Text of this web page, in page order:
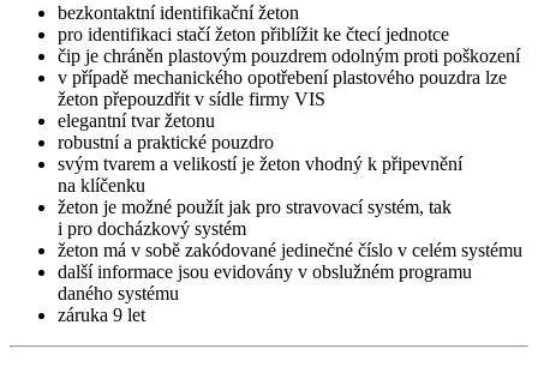
bezkontaktní identifikační žeton
pro identifikaci stačí žeton přiblížit ke čtecí jednotce
čip je chráněn plastovým pouzdrem odolným proti poškození
v případě mechanického opotřebení plastového pouzdra lze
žeton přepouzdřit v sídle firmy VIS
elegantní tvar žetonu
robustní a praktické pouzdro
svým tvarem a velikostí je žeton vhodný k připevnění
na klíčenku
žeton je možné použít jak pro stravovací systém, tak
i pro docházkový systém
žeton má v sobě zakódované jedinečné číslo v celém systému
další informace jsou evidovány v obslužném programu
daného systému
záruka 9 let